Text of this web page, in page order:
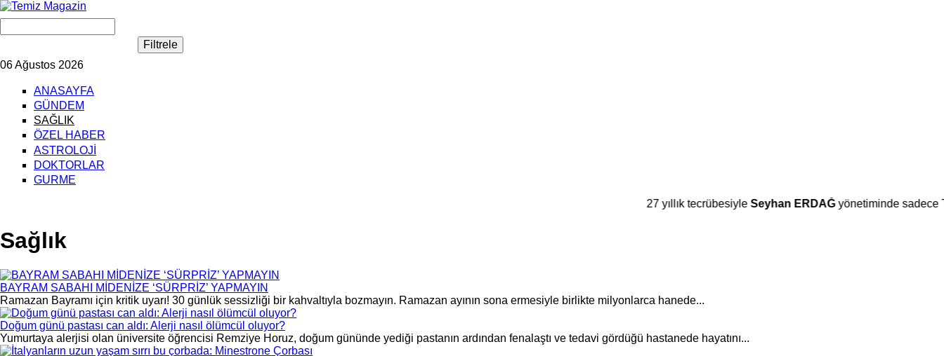
06 Ağustos 2026
ANASAYFA
GÜNDEM
SAĞLIK
ÖZEL HABER
ASTROLOJİ
DOKTORLAR
GURME
27 yıllık tecrübesiyleSeyhan ERDAĞyönetiminde sadece
Sağlık
BAYRAM SABAHI MİDENİZE ‘SÜRPRİZ’ YAPMAYIN
Ramazan Bayramı için kritik uyarı! 30 günlük sessizliği bir kahvaltıyla bozmayın. Ramazan ayının sona ermesiyle birlikte milyonlarca hanede...
Doğum günü pastası can aldı: Alerji nasıl ölümcül oluyor?
Yumurtaya alerjisi olan üniversite öğrencisi Remziye Horuz, doğum gününde yediği pastanın ardından fenalaştı ve tedavi gördüğü hastanede hayatını...